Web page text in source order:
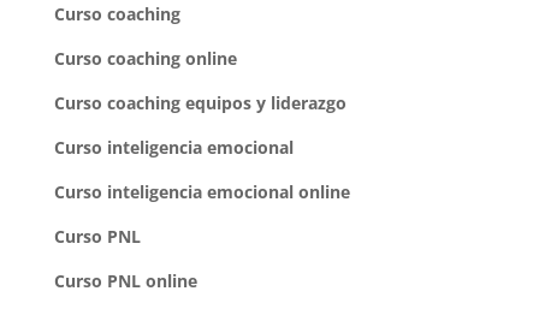
Curso coaching
Curso coaching online
Curso coaching equipos y liderazgo
Curso inteligencia emocional
Curso inteligencia emocional online
Curso PNL
Curso PNL online